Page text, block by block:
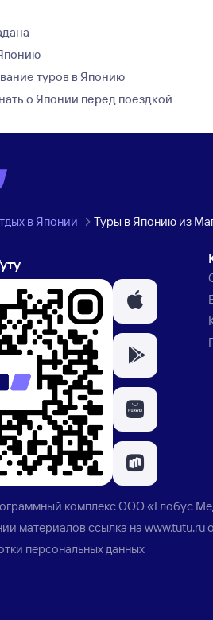
туров в Японию
о Японии перед поездкой
в Японии Туры в Японию из
комплексООО «Глобус
материалов ссылка наwww.tutu.ru
персональных данных